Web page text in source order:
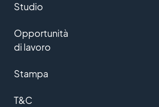
Studio
Opportunità
di lavoro
Stampa
T&C